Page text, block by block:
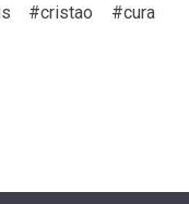
#cristao #cura